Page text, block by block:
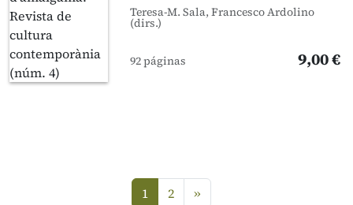
Teresa-M. Sala, Francesco Ardolino
(dirs.)
92 páginas 9,00 €
1
2 »